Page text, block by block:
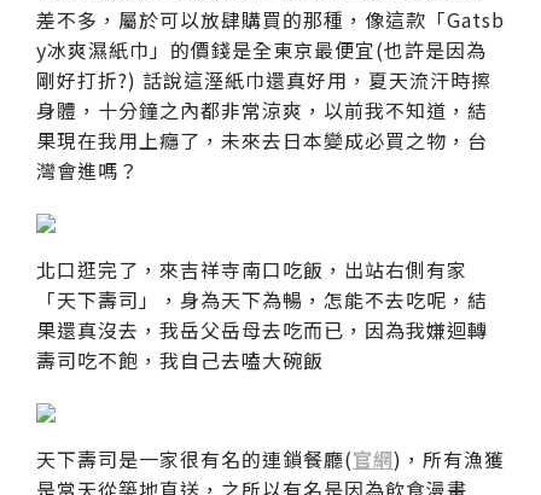
差不多，屬於可以放肆購買的那種，像這款「Gatsb
y冰爽濕紙巾」的價錢是全東京最便宜(也許是因為
剛好打折?) 話說這溼紙巾還真好用，夏天流汗時擦
身體，十分鐘之內都非常涼爽，以前我不知道，結
果現在我用上癮了，未來去日本變成必買之物，台
灣會進嗎？
北口逛完了，來吉祥寺南口吃飯，出站右側有家
「天下壽司」，身為天下為暢，怎能不去吃呢，結
果還真沒去，我岳父岳母去吃而已，因為我嫌迴轉
壽司吃不飽，我自己去嗑大碗飯
天下壽司是一家很有名的連鎖餐廳(官網)，所有漁獲
是當天從築地直送，之所以有名是因為飲食漫畫